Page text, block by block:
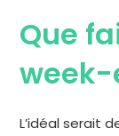
Que
week-
L’idéal serait